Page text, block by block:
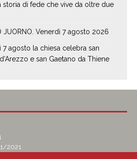
storia di fede che vive da oltre due
JUORNO. Venerdì 7 agosto 2026
7 agosto la chiesa celebra san
e san Gaetano da Thiene
2021